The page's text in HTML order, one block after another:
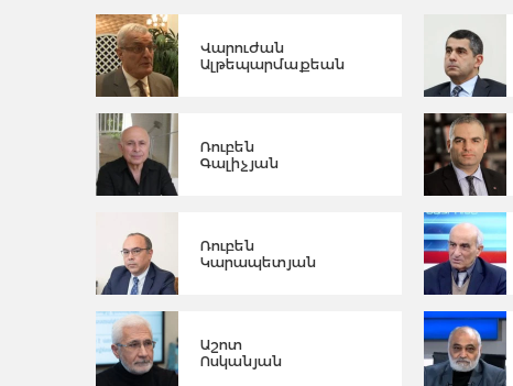
Վարուժան
Ալթեպարմաքեան
Ռուբեն
Գալիչյան
Ռուբեն
Կարապետյան
Աշոտ
Ոսկանյան